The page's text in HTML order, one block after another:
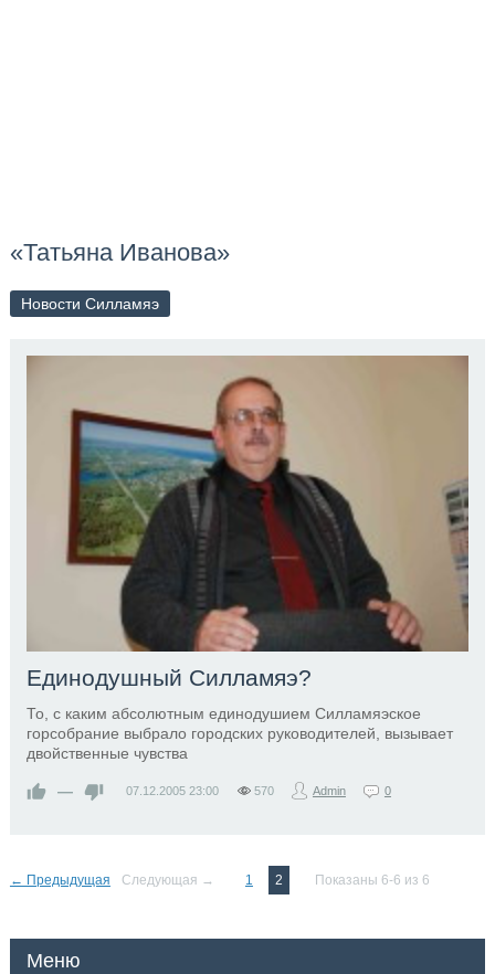
«Татьяна Иванова»
Новости Силламяэ
Единодушный Силламяэ?
То, с каким абсолютным единодушием Силламяэское
горсобрание выбрало городских руководителей, вызывает
двойственные чувства
— 07.12.2005 23:00 570 Admin 0
← Предыдущая Следующая → 1 2 Показаны 6-6 из 6
Меню